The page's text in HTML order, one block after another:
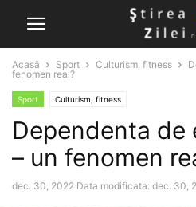
Acasă Sport Culturism, fitness
fenomen real?
Sport Culturism, fitness
Dependenta de
– un fenomen
dec. 30, 2022 Data modificata: dec. 30,